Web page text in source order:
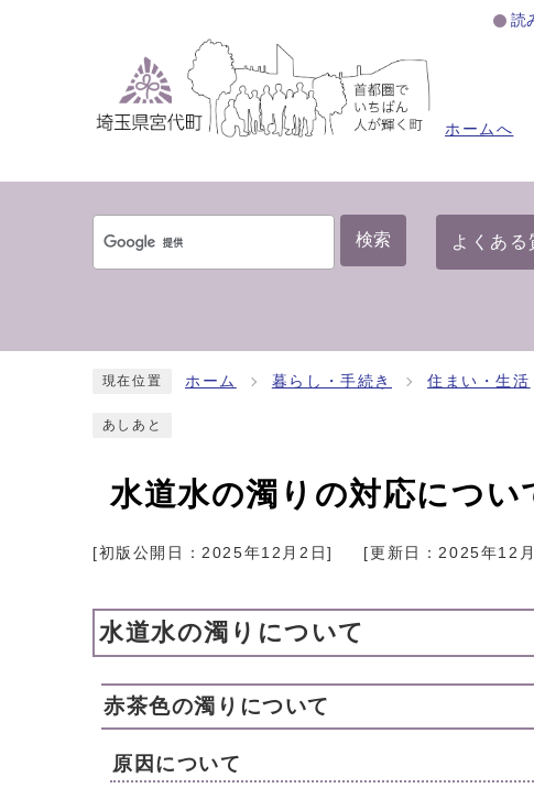
読
ホームへ
検索 よくある
現在位置 ホーム 暮らし・手続き 住まい・生活
あしあと
水道水の濁りの対応につい
[初版公開日：2025年12月2日] [更新日：2025年12
水道水の濁りについて
赤茶色の濁りについて
原因について